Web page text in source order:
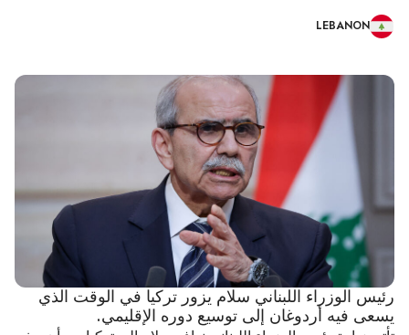
LEBANON
رئيس الوزراء اللبناني سلام يزور تركيا في الوقت الذي
يسعى فيه أردوغان إلى توسيع دوره الإقليمي.